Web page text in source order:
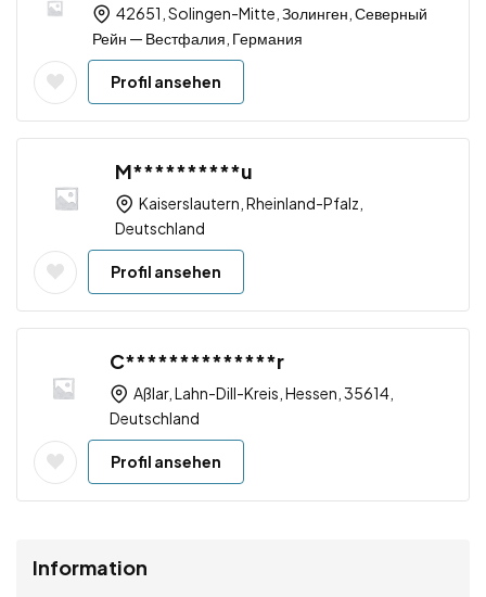
42651, Solingen-Mitte, Золинген, Северный
Рейн — Вестфалия, Германия
Profil ansehen
M**********u
Kaiserslautern, Rheinland-Pfalz,
Deutschland
Profil ansehen
C**************r
Aßlar, Lahn-Dill-Kreis, Hessen, 35614,
Deutschland
Profil ansehen
Information